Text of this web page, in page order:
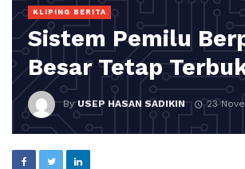
KLIPING BERITA
Sistem Pemilu
Besar Tetap
ByUSEP HASAN SADIKIN 23